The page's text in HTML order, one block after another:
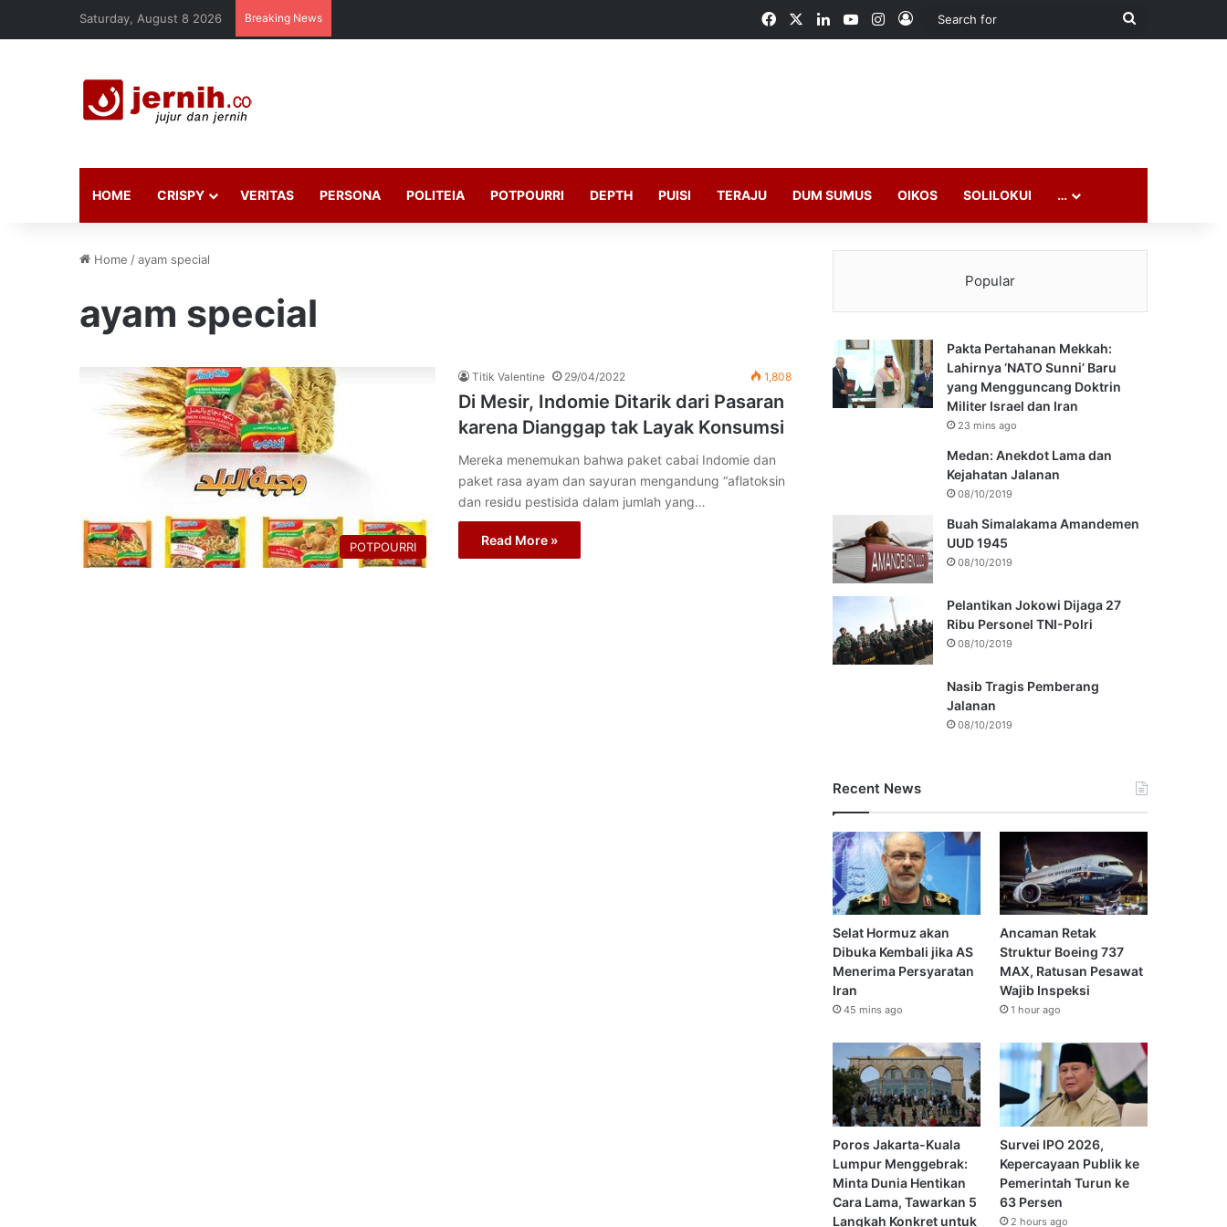
Saturday, August 8 2026 Breaking News FacebookLinkedInYouTubeInstagram
Log In
Search
HOME CRISPY VERITAS PERSONA POLITEIA POTPOURRI DEPTH PUISI TERAJU DUM SUMUS OIKOS SOLILOKUI …
Home /ayam special
ayam special
POTPOURRI
Titik Valentine 29/04/2022 1,808
Di Mesir, Indomie Ditarik dari Pasaran
karena Dianggap tak Layak Konsumsi
Mereka menemukan bahwa paket cabai Indomie dan
paket rasa ayam dan sayuran mengandung “aflatoksin
dan residu pestisida dalam jumlah yang…
Read More »
Popular
Pakta Pertahanan Mekkah:
Lahirnya ‘NATO Sunni’ Baru
yang Mengguncang Doktrin
Militer Israel dan Iran
23 mins ago
Medan: Anekdot Lama dan
Kejahatan Jalanan
08/10/2019
Buah Simalakama Amandemen
UUD 1945
08/10/2019
Pelantikan Jokowi Dijaga 27
Ribu Personel TNI-Polri
08/10/2019
Nasib Tragis Pemberang
Jalanan
08/10/2019
Recent News
Selat Hormuz akan
Dibuka Kembali jika AS
Menerima Persyaratan
Iran
45 mins ago
Ancaman Retak
Struktur Boeing 737
MAX, Ratusan Pesawat
Wajib Inspeksi
1 hour ago
Poros Jakarta-Kuala
Lumpur Menggebrak:
Minta Dunia Hentikan
Cara Lama, Tawarkan 5
Langkah Konkret untuk
Survei IPO 2026,
Kepercayaan Publik ke
Pemerintah Turun ke
63 Persen
2 hours ago